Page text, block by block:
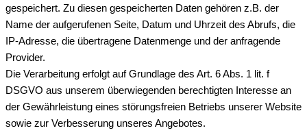
gespeichert. Zu diesen gespeicherten Daten gehören z.B. der
Name der aufgerufenen Seite, Datum und Uhrzeit des Abrufs, die
IP-Adresse, die übertragene Datenmenge und der anfragende
Provider.
Die Verarbeitung erfolgt auf Grundlage des Art. 6 Abs. 1 lit. f
DSGVO aus unserem überwiegenden berechtigten Interesse an
der Gewährleistung eines störungsfreien Betriebs unserer Website
sowie zur Verbesserung unseres Angebotes.